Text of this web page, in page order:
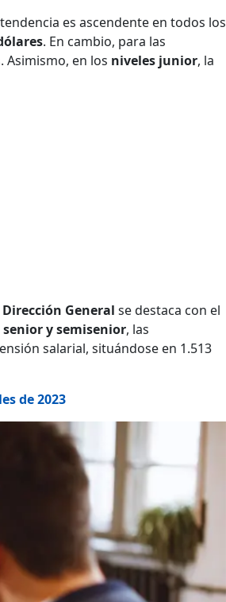
es ascendente en todos los
. En cambio, para las
Asimismo, en los niveles junior, la
General se destaca con el
senior y semisenior, las
salarial, situándose en 1.513
de 2023